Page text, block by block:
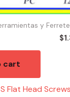
y
$
cart
Flat Head